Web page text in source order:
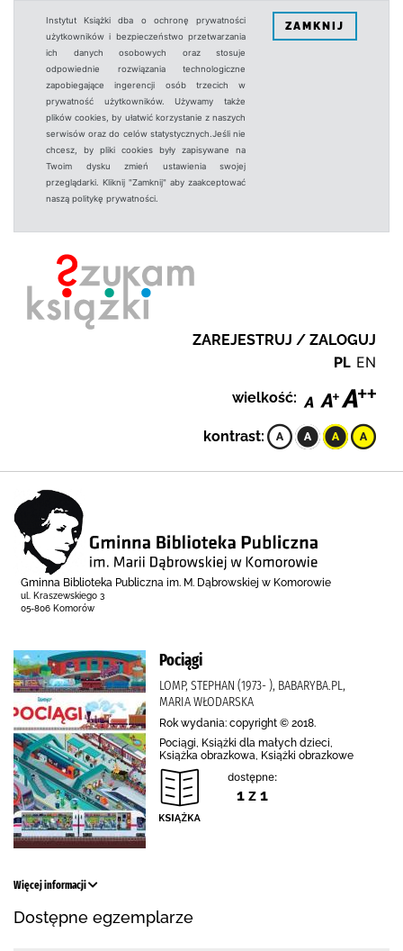
Instytut Książki dba o ochronę prywatności
użytkowników i bezpieczeństwo przetwarzania
ich danych osobowych oraz stosuje
odpowiednie rozwiązania technologiczne
zapobiegające ingerencji osób trzecich w
prywatność użytkowników. Używamy także
plików cookies, by ułatwić korzystanie z naszych
serwisów oraz do celów statystycznych.Jeśli nie
chcesz, by pliki cookies były zapisywane na
Twoim dysku zmień ustawienia swojej
przeglądarki. Kliknij "Zamknij" aby zaakceptować
naszą politykę prywatności.
ZAMKNIJ
ZAREJESTRUJ / ZALOGUJ
PL EN
wielkość:
kontrast:
Gminna Biblioteka Publiczna im. M. Dąbrowskiej w Komorowie
ul. Kraszewskiego 3
05-806 Komorów
Pociągi
LOMP, STEPHAN (1973- ), BABARYBA.PL,
MARIA WŁODARSKA
Rok wydania: copyright © 2018.
Pociągi, Książki dla małych dzieci,
Książka obrazkowa, Książki obrazkowe
dostępne:
1 z 1
Więcej informacji
Dostępne egzemplarze